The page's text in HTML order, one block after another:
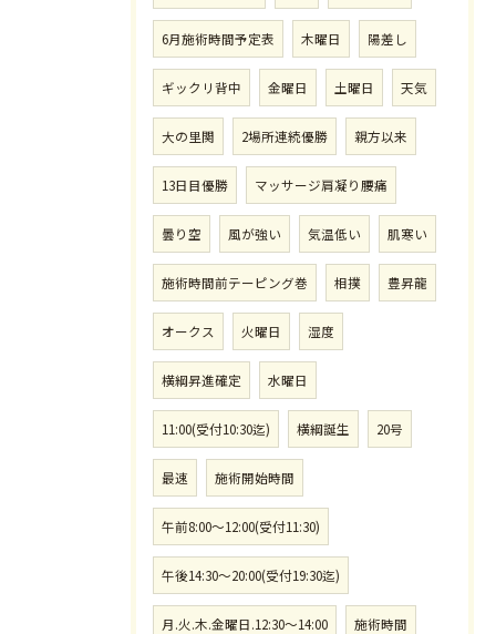
6月施術時間予定表 木曜日 陽差し
ギックリ背中 金曜日 土曜日 天気
大の里関 2場所連続優勝 親方以来
13日目優勝 マッサージ肩凝り腰痛
曇り空 風が強い 気温低い 肌寒い
施術時間前テーピング巻 相撲 豊昇龍
オークス 火曜日 湿度
横綱昇進確定 水曜日
11:00(受付10:30迄) 横綱誕生 20号
最速 施術開始時間
午前8:00〜12:00(受付11:30)
午後14:30〜20:00(受付19:30迄)
月.火.木.金曜日.12:30〜14:00 施術時間